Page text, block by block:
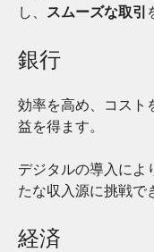
し、 スムーズな取引
銀行
効率を高め、コスト
益を得ます。
デジタルの導入によ
たな収入源に挑戦で
経済